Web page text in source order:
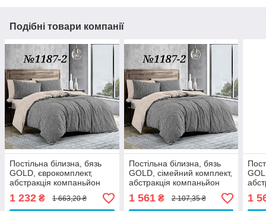
Подібні товари компанії
Постільна білизна, бязь
GOLD, єврокомплект,
абстракція компаньйон
1 232 ₴ 1 663,20 ₴
Постільна білизна, бязь
GOLD, сімейний комплект,
абстракція компаньйон
1 561₴ 2 107,35 ₴ 1